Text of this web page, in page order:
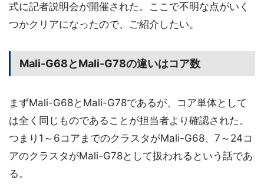
式に記者説明会が開催された。ここで不明な点がいく
つかクリアになったので、ご紹介したい。
Mali-G68とMali-G78の違いはコア数
まずMali-G68とMali-G78であるが、コア単体として
は全く同じものであることが担当者より確認された。
つまり1～6コアまでのクラスタがMali-G68、7～24コ
アのクラスタがMali-G78として扱われるという話であ
る。